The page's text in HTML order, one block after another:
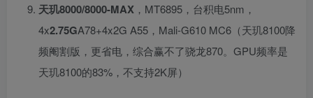
天玑8000/8000-MAX ，MT6895，台积电5nm，
4x2.75GA78+4x2G A55，Mali-G610 MC6（天玑8100降
频阉割版，更省电，综合赢不了骁龙870。GPU频率是
天玑8100的83%，不支持2K屏）